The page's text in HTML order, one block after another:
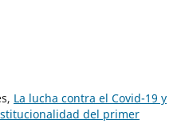
La lucha contra el Covid-19 y
del primer